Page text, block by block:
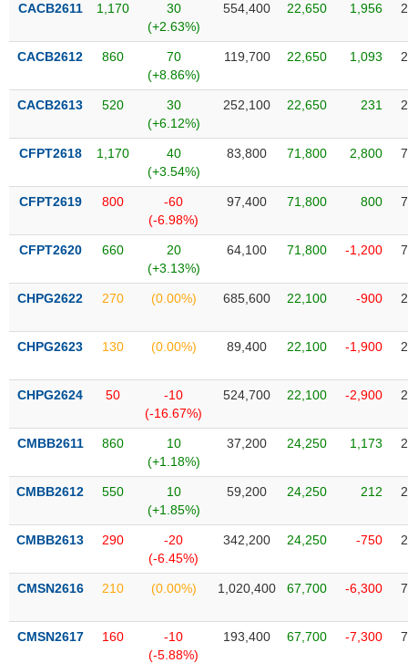
CACB2611 1,170
30
(+2.63%)
554,400 22,650 1,956
CACB2612 860
70
(+8.86%)
119,700 22,650 1,093
CACB2613 520
30
(+6.12%)
252,100 22,650 231
CFPT2618 1,170
40
(+3.54%)
83,800 71,800 2,800
CFPT2619 800
-60
(-6.98%)
97,400 71,800 800
CFPT2620 660
20
(+3.13%)
64,100 71,800 -1,200
CHPG2622 270 (0.00%) 685,600 22,100 -900
CHPG2623 130 (0.00%) 89,400 22,100 -1,900
CHPG2624 50
-10
(-16.67%)
524,700 22,100 -2,900
CMBB2611 860
10
(+1.18%)
37,200 24,250 1,173
CMBB2612 550
10
(+1.85%)
59,200 24,250 212
CMBB2613 290
-20
(-6.45%)
342,200 24,250 -750
CMSN2616 210 (0.00%) 1,020,400 67,700 -6,300
CMSN2617 160
-10
(-5.88%)
193,400 67,700 -7,300
TIN
DỊCH
TRUYỀN
THÔNG
TIỆN
ĐỘNG
SẢN
Mã
khoán
(-)
Tất cả Cổ phiếu Chỉ số Chứng chỉ quỹ Chứng
Lãnh
đạo
Tất cả Người nội bộ Người liên quan Cổ đông lớn